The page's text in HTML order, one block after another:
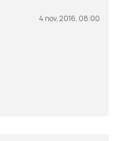
4 nov, 2016, 08:00